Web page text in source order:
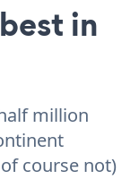
in
million
course not)